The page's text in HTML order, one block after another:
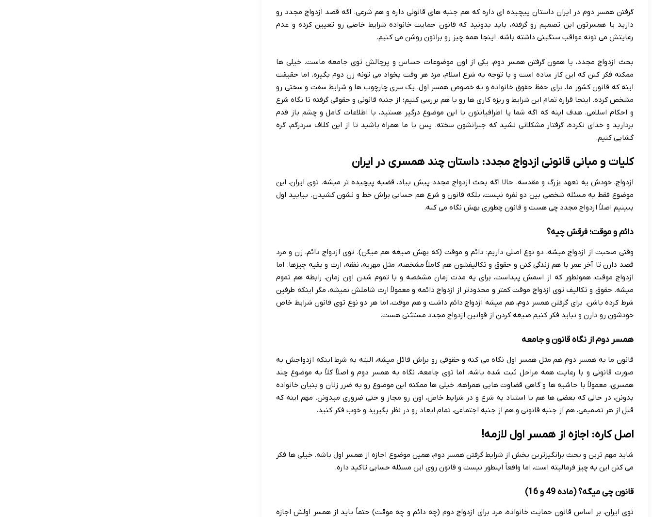
گرفتن همسر دوم در ایران داستان پیچیده ای داره که هم جنبه های قانونی داره و هم شرعی. اگه قصد ازدواج مجدد رو
دارید یا همسرتون این تصمیم رو گرفته، باید بدونید که قانون حمایت خانواده شرایط خاصی رو تعیین کرده و عدم
رعایتش می تونه عواقب سنگینی داشته باشه. اینجا همه چیز رو براتون روشن می کنیم.
بحث ازدواج مجدد، یا همون گرفتن همسر دوم، یکی از اون موضوعات حساس و پرچالش توی جامعه ماست. خیلی ها
ممکنه فکر کنن که این کار ساده است و با توجه به شرع اسلام، مرد هر وقت بخواد می تونه زن دوم بگیره. اما حقیقت
اینه که قانون کشور ما، برای حفظ حقوق خانواده و به خصوص همسر اول، یک سری چارچوب ها و شرایط سفت و سختی رو
مشخص کرده. اینجا قراره تمام این شرایط و ریزه کاری ها رو با هم بررسی کنیم؛ از جنبه قانونی و حقوقی گرفته تا نگاه شرع
و احکام اسلامی. هدف اینه که اگه شما یا اطرافیانتون با این موضوع درگیر هستید، با اطلاعات کامل و چشم باز قدم
بردارید و خدای نکرده، گرفتار مشکلاتی نشید که جبرانشون سخته. پس با ما همراه باشید تا از این کلاف سردرگم، گره
گشایی کنیم.
کلیات و مبانی قانونی ازدواج مجدد: داستان چند همسری در ایران
ازدواج، خودش یه تعهد بزرگ و مقدسه. حالا اگه بحث ازدواج مجدد پیش بیاد، قضیه پیچیده تر میشه. توی ایران، این
موضوع فقط یه مسئله شخصی بین دو نفره نیست، بلکه قانون و شرع هم حسابی براش خط و نشون کشیدن. بیایید اول
ببینیم اصلاً ازدواج مجدد چی هست و قانون چطوری بهش نگاه می کنه.
دائم و موقت؛ فرقش چیه؟
وقتی صحبت از ازدواج میشه، دو نوع اصلی داریم: دائم و موقت (که بهش صیغه هم میگن). توی ازدواج دائم، زن و مرد
قصد دارن تا آخر عمر با هم زندگی کنن و حقوق و تکالیفشون هم کاملاً مشخصه، مثل مهریه، نفقه، ارث و بقیه چیزها. اما
ازدواج موقت، همونطور که از اسمش پیداست، برای یه مدت زمان مشخصه و با تموم شدن اون زمان، رابطه هم تموم
میشه. حقوق و تکالیف توی ازدواج موقت کمتر و محدودتر از ازدواج دائمه و معمولاً ارث شاملش نمیشه، مگر اینکه طرفین
شرط کرده باشن. برای گرفتن همسر دوم، هم میشه ازدواج دائم داشت و هم موقت، اما هر دو نوع توی قانون شرایط خاص
خودشون رو دارن و نباید فکر کنیم صیغه کردن از قوانین ازدواج مجدد مستثنی هست.
همسر دوم از نگاه قانون و جامعه
قانون ما به همسر دوم هم مثل همسر اول نگاه می کنه و حقوقی رو براش قائل میشه، البته به شرط اینکه ازدواجش به
صورت قانونی و با رعایت همه مراحل ثبت شده باشه. اما توی جامعه، نگاه به همسر دوم و اصلاً کلاً به موضوع چند
همسری، معمولاً با حاشیه ها و گاهی قضاوت هایی همراهه. خیلی ها ممکنه این موضوع رو به ضرر زنان و بنیان خانواده
بدونن، در حالی که بعضی ها هم با استناد به شرع و در شرایط خاص، اون رو مجاز و حتی ضروری میدونن. مهم اینه که
قبل از هر تصمیمی، هم از جنبه قانونی و هم از جنبه اجتماعی، تمام ابعاد رو در نظر بگیرید و خوب فکر کنید.
اصل کاره: اجازه از همسر اول لازمه!
شاید مهم ترین و بحث برانگیزترین بخش از شرایط گرفتن همسر دوم، همین موضوع اجازه از همسر اول باشه. خیلی ها فکر
می کنن این یه چیز فرمالیته است، اما واقعاً اینطور نیست و قانون روی این مسئله حسابی تاکید داره.
قانون چی میگه؟ (ماده 49 و 16)
توی ایران، بر اساس قانون حمایت خانواده، مرد برای ازدواج دوم (چه دائم و چه موقت) حتماً باید از همسر اولش اجازه